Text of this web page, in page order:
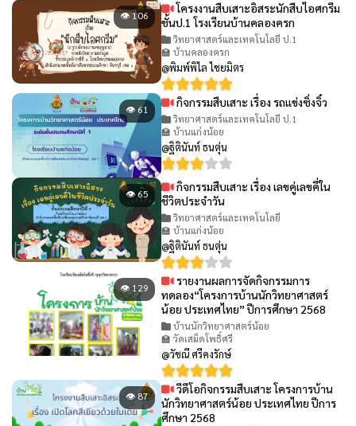
👁 106
โครงงานสืบเสาะอิสระนักสืบไอศกรีม
ชั้นป.1 โรงเรียนบ้านคลองครก
วิทยาศาสตร์และเทคโนโลยี ป.1
🏫 บ้านคลองครก
@พิมพ์พิไล ไชยมิตร
👁 61 กิจกรรมสืบเสาะ เรื่อง รถแข่งซิ่งจิ๋ว
วิทยาศาสตร์และเทคโนโลยี ป.1
🏫 บ้านแก่งน้อย
@ฐิตินันท์ ธนตุ่น
👁 65
กิจกรรมสืบเสาะ เรื่อง เลขคู่เลขคี่ใน
ชีวิตประจำวัน
วิทยาศาสตร์และเทคโนโลยี
🏫 บ้านแก่งน้อย
@ฐิตินันท์ ธนตุ่น
👁 129
รายงานผลการจัดกิจกรรมการ
ทดลอง“โครงการบ้านนักวิทยาศาสตร์
น้อย ประเทศไทย” ปีการศึกษา 2568
บ้านนักวิทยาศาสตร์น้อย
🏫 วัดเสม็ดโพธิ์ศรี
@วัชณี ศรีคงรักษ์
👁 87
วีดีโอกิจกรรมสืบเสาะ โครงการบ้าน
นักวิทยาศาสตร์น้อย ประเทศไทย ปีการ
ศึกษา 2568